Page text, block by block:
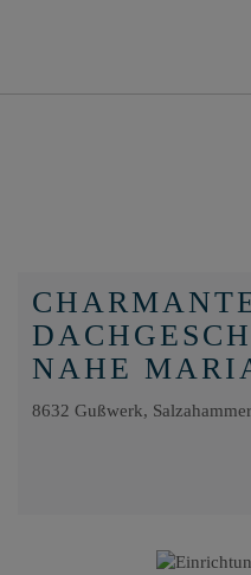
NAHE
8632 Gußwerk, Salzahammer